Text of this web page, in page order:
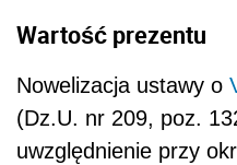
Wartość prezentu
Nowelizacja ustawy o
(Dz.U. nr 209, poz.
uwzględnienie przy